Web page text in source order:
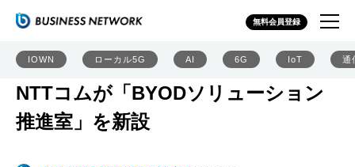
無料会員登録
IOWN ローカル5G AI 6G IoT 通
NTTコムが「BYODソリューション
推進室」を新設